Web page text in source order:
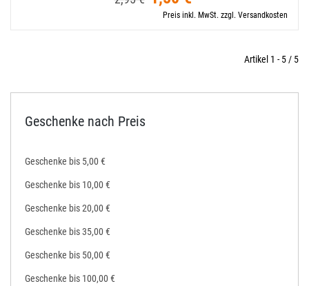
Preis inkl. MwSt. zzgl. Versandkosten
Artikel 1 - 5 / 5
Geschenke nach Preis
Geschenke bis 5,00 €
Geschenke bis 10,00 €
Geschenke bis 20,00 €
Geschenke bis 35,00 €
Geschenke bis 50,00 €
Geschenke bis 100,00 €